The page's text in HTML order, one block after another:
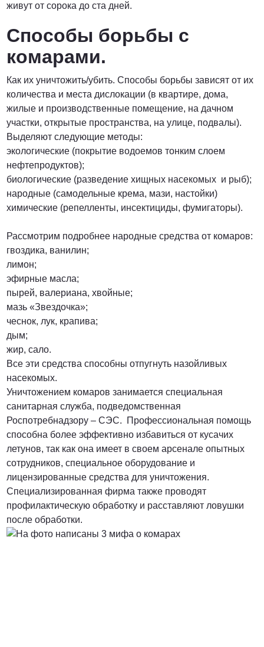
живут от сорока до ста дней.
Способы борьбы с
комарами.
Как их уничтожить/убить. Способы борьбы зависят от их
количества и места дислокации (в квартире, дома,
жилые и производственные помещение, на дачном
участки, открытые пространства, на улице, подвалы).
Выделяют следующие методы:
экологические (покрытие водоемов тонким слоем
нефтепродуктов);
биологические (разведение хищных насекомых и рыб);
народные (самодельные крема, мази, настойки)
химические (репелленты, инсектициды, фумигаторы).
Рассмотрим подробнее народные средства от комаров:
гвоздика, ванилин;
лимон;
эфирные масла;
пырей, валериана, хвойные;
мазь «Звездочка»;
чеснок, лук, крапива;
дым;
жир, сало.
Все эти средства способны отпугнуть назойливых
насекомых.
Уничтожением комаров занимается специальная
санитарная служба, подведомственная
Роспотребнадзору – СЭС. Профессиональная помощь
способна более эффективно избавиться от кусачих
летунов, так как она имеет в своем арсенале опытных
сотрудников, специальное оборудование и
лицензированные средства для уничтожения.
Специализированная фирма также проводят
профилактическую обработку и расставляют ловушки
после обработки.